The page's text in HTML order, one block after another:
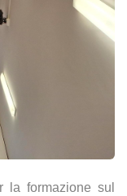
la formazione sul